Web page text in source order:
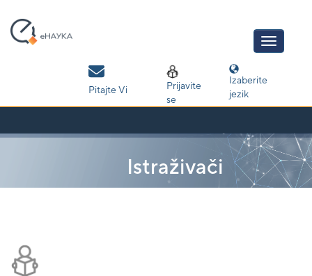
navigation
Pitajte Vi
Prijavite
se
Izaberite
jezik
Istraživači